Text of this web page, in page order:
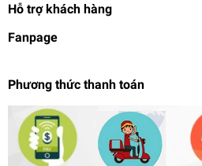
Hỗ trợ khách hàng
Fanpage
Phương thức thanh toán